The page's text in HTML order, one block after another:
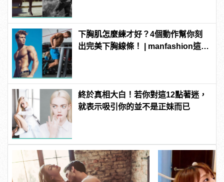
下胸肌怎麼練才好？4個動作幫你刻
出完美下胸線條！ | manfashion這樣
終於真相大白！若你對這12點著迷，
就表示吸引你的並不是正妹而已